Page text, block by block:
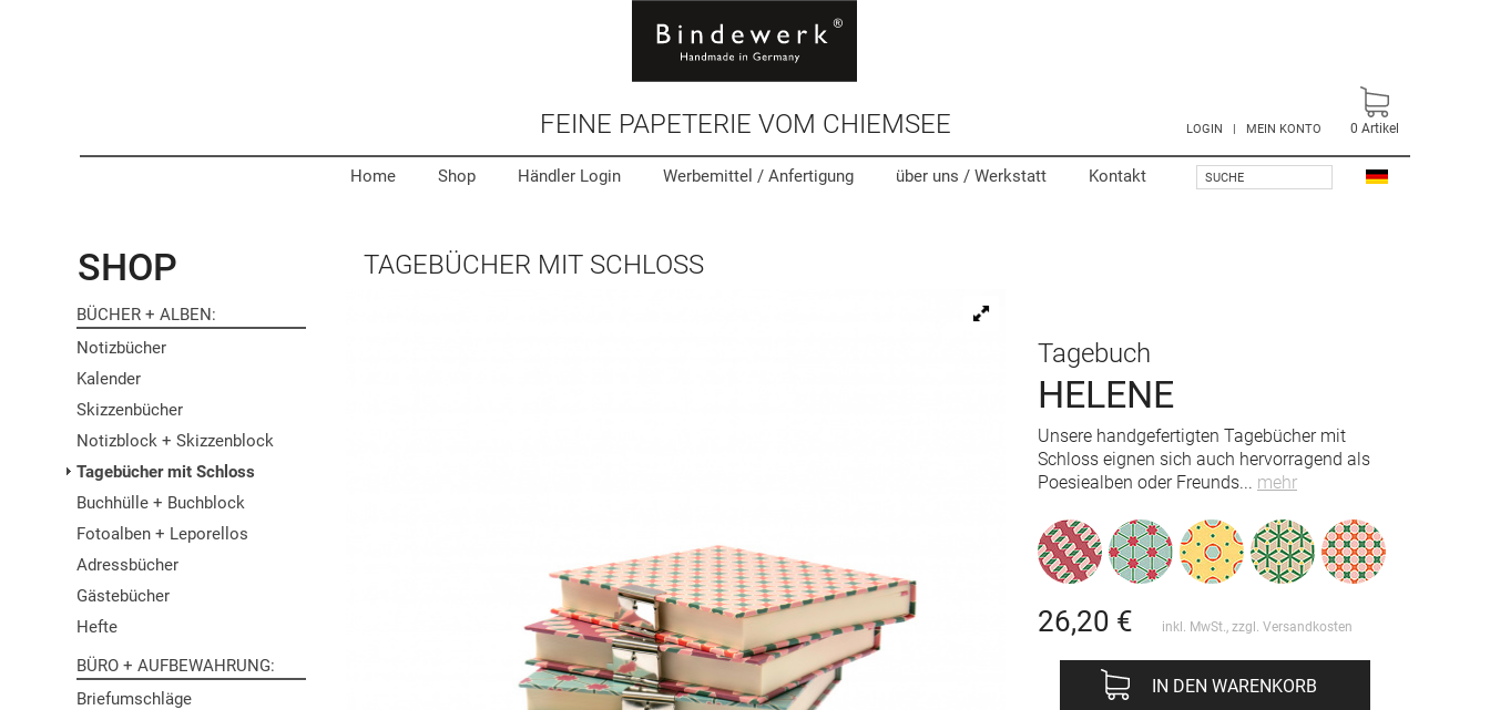
FEINE PAPETERIE VOM CHIEMSEE LOGIN | MEIN KONTO
Home Shop Händler Login Werbemittel / Anfertigung über uns / Werkstatt Kontakt SUCHE
0 Artikel
TAGEBÜCHER MIT SCHLOSS
Tagebuch
HELENE
Unsere handgefertigten Tagebücher mit
Schloss eignen sich auch hervorragend als
Poesiealben oder Freunds... mehr
26,20 € inkl. MwSt., zzgl. Versandkosten
IN DEN WARENKORB
SHOP
BÜCHER + ALBEN
Notizbücher
Kalender
Skizzenbücher
Notizblock + Skizzenblock
Tagebücher mit Schloss
Buchhülle + Buchblock
Fotoalben + Leporellos
Adressbücher
Gästebücher
Hefte
BÜRO + AUFBEWAHRUNG
Briefumschläge